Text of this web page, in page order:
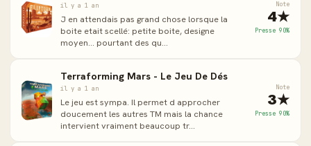
il y a 1 an
J en attendais pas grand chose lorsque la
boite etait scellé: petite boite, designe
moyen... pourtant des qu...
Note
4★
Presse 90%
Terraforming Mars - Le Jeu De Dés
il y a 1 an
Le jeu est sympa. Il permet d approcher
doucement les autres TM mais la chance
intervient vraiment beaucoup tr...
Note
3★
Presse 90%